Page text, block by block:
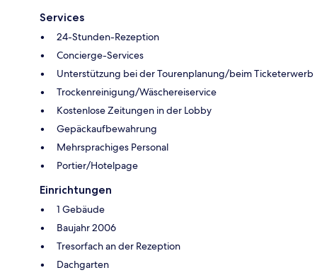
Services
24-Stunden-Rezeption
Concierge-Services
Unterstützung bei der Tourenplanung/beim Ticketerwerb
Trockenreinigung/Wäschereiservice
Kostenlose Zeitungen in der Lobby
Gepäckaufbewahrung
Mehrsprachiges Personal
Portier/Hotelpage
Einrichtungen
1 Gebäude
Baujahr 2006
Tresorfach an der Rezeption
Dachgarten